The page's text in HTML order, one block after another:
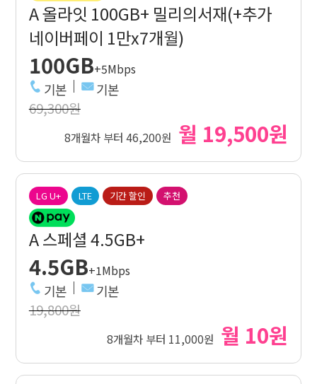
A 올라잇 100GB+ 밀리의서재(+추가
네이버페이 1만x7개월)
100GB+5Mbps
기본 기본
69,300원
8개월차 부터 46,200원 월 19,500원
LG U+ LTE 기간 할인 추천
A 스페셜 4.5GB+
4.5GB+1Mbps
기본 기본
19,800원
8개월차 부터 11,000원 월 10원